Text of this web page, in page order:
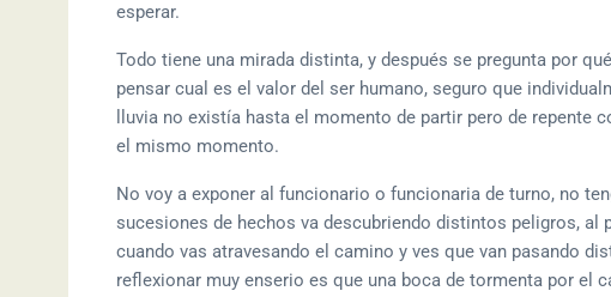
esperar.
Todo tiene una mirada distinta, y después se pregunta por
pensar cual es el valor del ser humano, seguro que
lluvia no existía hasta el momento de partir pero de
el mismo momento.
No voy a exponer al funcionario o funcionaria de turno, no
sucesiones de hechos va descubriendo distintos peligros,
cuando vas atravesando el camino y ves que van pasando
reflexionar muy enserio es que una boca de tormenta por el